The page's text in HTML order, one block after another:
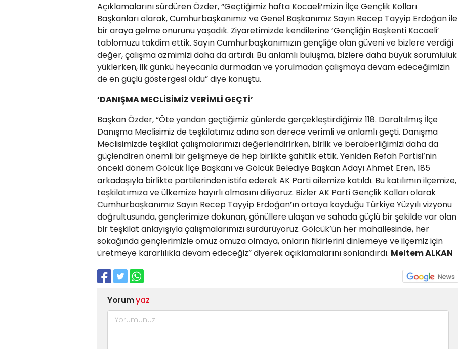
Açıklamalarını sürdüren Özder, “Geçtiğimiz hafta Kocaeli’mizin İlçe Gençlik Kolları
Başkanları olarak, Cumhurbaşkanımız ve Genel Başkanımız Sayın Recep Tayyip Erdoğan ile
bir araya gelme onurunu yaşadık. Ziyaretimizde kendilerine ‘Gençliğin Başkenti Kocaeli’
tablomuzu takdim ettik. Sayın Cumhurbaşkanımızın gençliğe olan güveni ve bizlere verdiği
değer, çalışma azmimizi daha da artırdı. Bu anlamlı buluşma, bizlere daha büyük sorumluluk
yüklerken, ilk günkü heyecanla durmadan ve yorulmadan çalışmaya devam edeceğimizin
de en güçlü göstergesi oldu” diye konuştu.
‘DANIŞMA MECLİSİMİZ VERİMLİ GEÇTİ’
Başkan Özder, “Öte yandan geçtiğimiz günlerde gerçekleştirdiğimiz 118. Daraltılmış İlçe
Danışma Meclisimiz de teşkilatımız adına son derece verimli ve anlamlı geçti. Danışma
Meclisimizde teşkilat çalışmalarımızı değerlendirirken, birlik ve beraberliğimizi daha da
güçlendiren önemli bir gelişmeye de hep birlikte şahitlik ettik. Yeniden Refah Partisi’nin
önceki dönem Gölcük İlçe Başkanı ve Gölcük Belediye Başkan Adayı Ahmet Eren, 185
arkadaşıyla birlikte partilerinden istifa ederek AK Parti ailemize katıldı. Bu katılımın ilçemize,
teşkilatımıza ve ülkemize hayırlı olmasını diliyoruz. Bizler AK Parti Gençlik Kolları olarak
Cumhurbaşkanımız Sayın Recep Tayyip Erdoğan’ın ortaya koyduğu Türkiye Yüzyılı vizyonu
doğrultusunda, gençlerimize dokunan, gönüllere ulaşan ve sahada güçlü bir şekilde var olan
bir teşkilat anlayışıyla çalışmalarımızı sürdürüyoruz. Gölcük’ün her mahallesinde, her
sokağında gençlerimizle omuz omuza olmaya, onların fikirlerini dinlemeye ve ilçemiz için
üretmeye kararlılıkla devam edeceğiz” diyerek açıklamalarını sonlandırdı. Meltem ALKAN
Yorumyaz